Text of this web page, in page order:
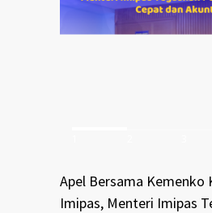
Apel Bersama Kemenko
Imipas, Menteri Imipas